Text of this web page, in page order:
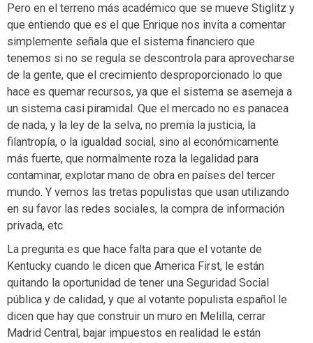
Pero en el terreno más académico que se mueve Stiglitz y
que entiendo que es el que Enrique nos invita a comentar
simplemente señala que el sistema financiero que
tenemos si no se regula se descontrola para aprovecharse
de la gente, que el crecimiento desproporcionado lo que
hace es quemar recursos, ya que el sistema se asemeja a
un sistema casi piramidal. Que el mercado no es panacea
de nada, y la ley de la selva, no premia la justicia, la
filantropía, o la igualdad social, sino al económicamente
más fuerte, que normalmente roza la legalidad para
contaminar, explotar mano de obra en países del tercer
mundo. Y vemos las tretas populistas que usan utilizando
en su favor las redes sociales, la compra de información
privada, etc
La pregunta es que hace falta para que el votante de
Kentucky cuando le dicen que America First, le están
quitando la oportunidad de tener una Seguridad Social
pública y de calidad, y que al votante populista español le
dicen que hay que construir un muro en Melilla, cerrar
Madrid Central, bajar impuestos en realidad le están